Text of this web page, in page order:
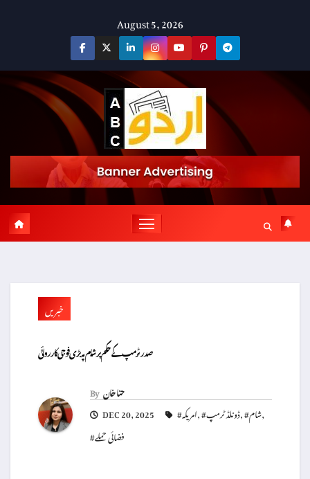
August 5, 2026
خبریں
صدر ٹرمپ کے حکم پر شام پہ بڑی فوجی کارروائی
Byحنا خان
DEC 20, 2025
#امریکہ, #ڈونلڈ ٹرمپ, #شام,
#فضائی حملے